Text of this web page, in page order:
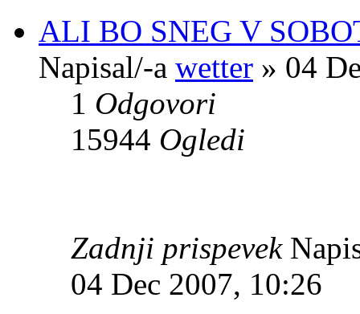
ALI BO SNEG V
Napisal/-a wetter » 04
1 Odgovori
15944 Ogledi
Zadnji prispevek
04 Dec 2007, 10:26